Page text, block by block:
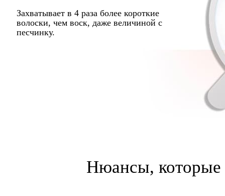
Захватывает в 4 раза более короткие
волоски, чем воск, даже величиной с
песчинку.
Нюансы, которые